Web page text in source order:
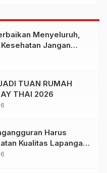
Menyeluruh,
Jangan
TUAN RUMAH
THAI 2026
Harus
Kualitas Lapangan